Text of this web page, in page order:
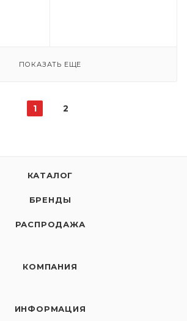
ПОКАЗАТЬ ЕЩЕ
1 2
КАТАЛОГ
БРЕНДЫ
РАСПРОДАЖА
КОМПАНИЯ
ИНФОРМАЦИЯ